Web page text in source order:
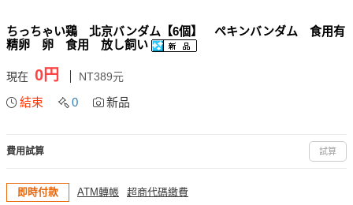
ちっちゃい鶏 北京バンダム【6個】 ペキンバンダム 食用有
精卵 卵 食用 放し飼い
現在 0円 NT389元
結束 0 新品
費用試算 試算
即時付款 ATM轉帳 超商代碼繳費